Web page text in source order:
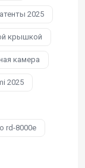
2025
крышкой
камера
2025
rd-8000e